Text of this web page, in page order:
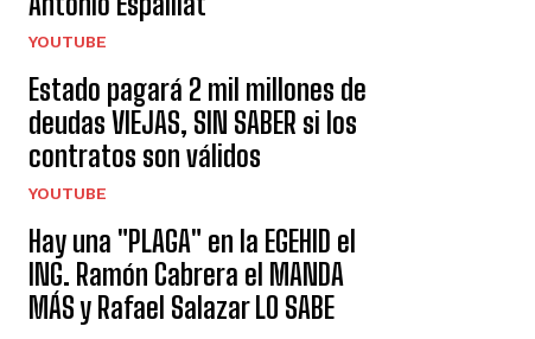
YOUTUBE
Estado pagará 2 mil millones de
deudas VIEJAS, SIN SABER si los
contratos son válidos
YOUTUBE
Hay una "PLAGA" en la EGEHID el
ING. Ramón Cabrera el MANDA
MÁS y Rafael Salazar LO SABE